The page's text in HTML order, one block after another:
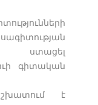
ստացել
գիտական
է